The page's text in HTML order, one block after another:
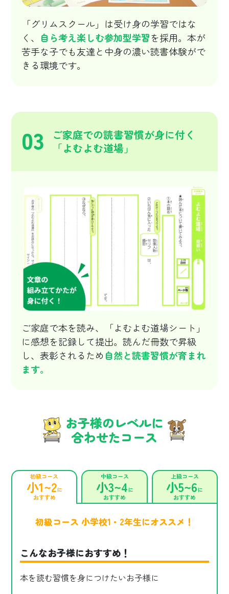
「グリムスクール」は受け身の学習ではな
く、 自ら考え楽しむ参加型学習を採用。本が
苦手な子でも友達と中身の濃い読書体験がで
きる環境です。
03
ご家庭での読書習慣が身に付く
「よむよむ道場」
ご家庭で本を読み、「よむよむ道場シート」
に感想を記録して提出。読んだ冊数で昇級
し、表彰されるため自然と読書習慣が育まれ
ます。
お子様のレベルに
合わせたコース
初級コース
小1~2に
おすすめ
中級コース
小3~4に
おすすめ
上級コース
小5~6に
おすすめ
初級コース 小学校1・2年生にオススメ！
こんなお子様におすすめ！
本を読む習慣を身につけたいお子様に